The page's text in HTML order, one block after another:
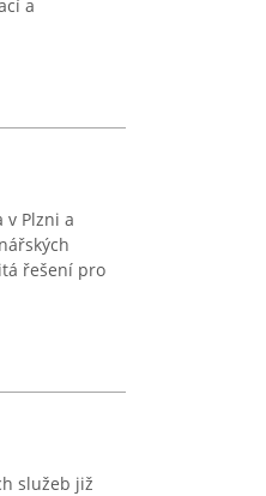
a
v Plzni a
řešení pro
služeb již